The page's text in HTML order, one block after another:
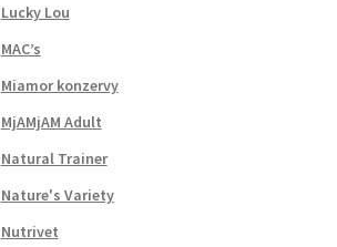
Lucky Lou
MAC’s
Miamor konzervy
MjAMjAM Adult
Natural Trainer
Nature's Variety
Nutrivet